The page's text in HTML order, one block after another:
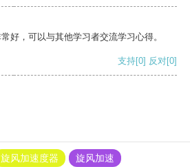
好，可以与其他学习者交流学习心得。
支持[0] 反对[0]
旋风加速度器
旋风加速